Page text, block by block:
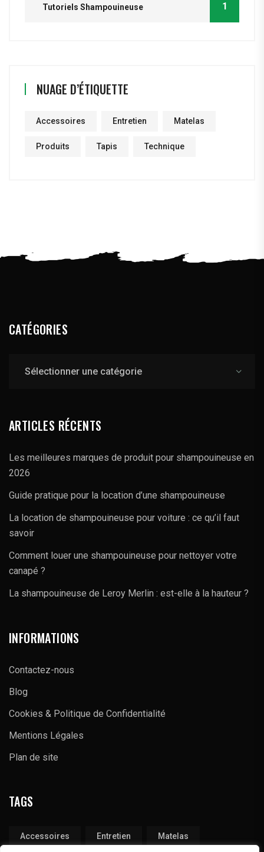
Tutoriels Shampouineuse 1
NUAGE D’ÉTIQUETTE
Accessoires Entretien Matelas
Produits Tapis Technique
CATÉGORIES
ARTICLES RÉCENTS
Les meilleures marques de produit pour shampouineuse en
2026
Guide pratique pour la location d’une shampouineuse
La location de shampouineuse pour voiture : ce qu’il faut
savoir
Comment louer une shampouineuse pour nettoyer votre
canapé ?
La shampouineuse de Leroy Merlin : est-elle à la hauteur ?
INFORMATIONS
Contactez-nous
Blog
Cookies & Politique de Confidentialité
Mentions Légales
Plan de site
TAGS
Accessoires Entretien Matelas